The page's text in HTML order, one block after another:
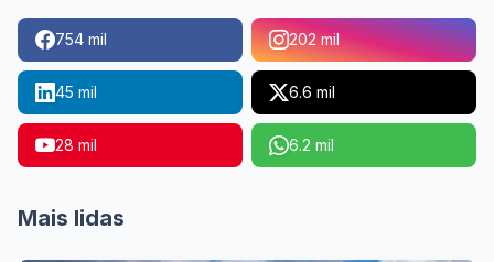
754 mil 202 mil
45 mil 6.6 mil
28 mil 6.2 mil
Mais lidas